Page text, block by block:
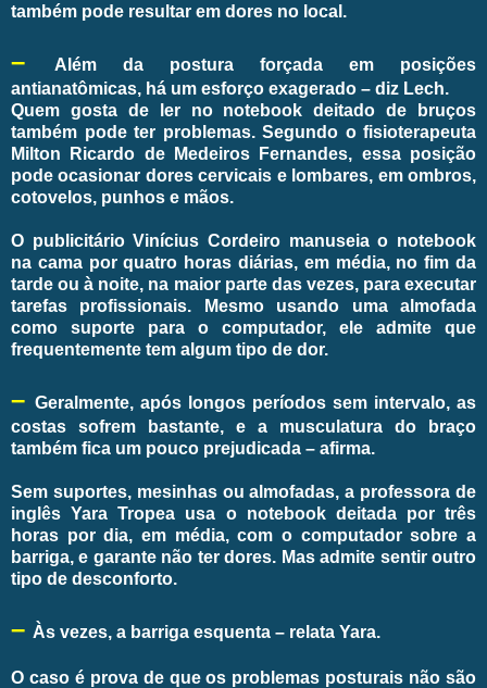
também pode resultar em dores no local.
–
Além da postura forçada em posições
antianatômicas, há um esforço exagerado – diz Lech.
Quem gosta de ler no notebook deitado de bruços
também pode ter problemas. Segundo o fisioterapeuta
Milton Ricardo de Medeiros Fernandes, essa posição
pode ocasionar dores cervicais e lombares, em ombros,
cotovelos, punhos e mãos.
O publicitário Vinícius Cordeiro manuseia o notebook
na cama por quatro horas diárias, em média, no fim da
tarde ou à noite, na maior parte das vezes, para executar
tarefas profissionais. Mesmo usando uma almofada
como suporte para o computador, ele admite que
frequentemente tem algum tipo de dor.
– Geralmente, após longos períodos sem intervalo, as
costas sofrem bastante, e a musculatura do braço
também fica um pouco prejudicada – afirma.
Sem suportes, mesinhas ou almofadas, a professora de
inglês Yara Tropea usa o notebook deitada por três
horas por dia, em média, com o computador sobre a
barriga, e garante não ter dores. Mas admite sentir outro
tipo de desconforto.
– Às vezes, a barriga esquenta – relata Yara.
O caso é prova de que os problemas posturais não são